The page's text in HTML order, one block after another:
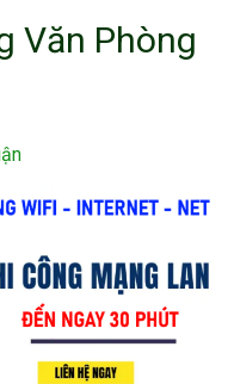
Văn Phòng